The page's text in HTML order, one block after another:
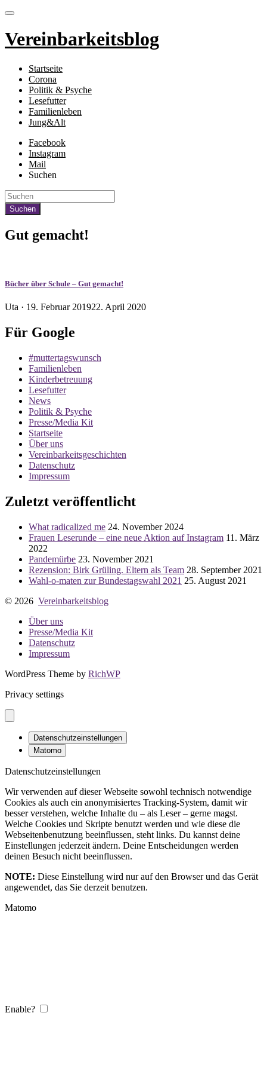
Vereinbarkeitsblog
Startseite
Corona
Politik & Psyche
Lesefutter
Familienleben
Jung&Alt
Facebook
Instagram
Mail
Suchen
Gut gemacht!
Bücher über Schule – Gut gemacht!
Uta · Veröffentlicht
19. Februar 201922. April 2020
Für Google
#muttertagswunsch
Familienleben
Kinderbetreuung
Lesefutter
News
Politik & Psyche
Presse/Media Kit
Startseite
Über uns
Vereinbarkeitsgeschichten
Datenschutz
Impressum
Zuletzt veröffentlicht
What radicalized me 24. November 2024
Frauen Leserunde – eine neue Aktion auf Instagram 11. März
2022
Pandemürbe 23. November 2021
Rezension: Birk Grüling. Eltern als Team 28. September 2021
Wahl-o-maten zur Bundestagswahl 2021 25. August 2021
© 2026 Vereinbarkeitsblog
Über uns
Presse/Media Kit
Datenschutz
Impressum
WordPress Theme by RichWP
Privacy settings
Datenschutzeinstellungen
Matomo
Datenschutzeinstellungen
Wir verwenden auf dieser Webseite sowohl technisch notwendige
Cookies als auch ein anonymisiertes Tracking-System, damit wir
besser verstehen, welche Inhalte du – als Leser – gerne magst.
Welche Cookies und Skripte benutzt werden und wie diese die
Webseitenbenutzung beeinflussen, steht links. Du kannst deine
Einstellungen jederzeit ändern. Deine Entscheidungen werden
deinen Besuch nicht beeinflussen.
NOTE: Diese Einstellung wird nur auf den Browser und das Gerät
angewendet, das Sie derzeit benutzen.
Matomo
Enable?